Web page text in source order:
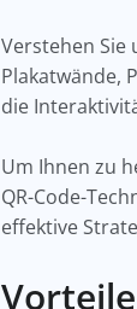
Verstehen
Plakatwände,
die
Um Ihnen zu
QR-Code-
effektive